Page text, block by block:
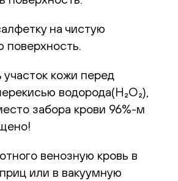
на чистую
кожи перед
водорода(H₂O₂),
забора крови 96%-м
венозную кровь в
или в вакуумную